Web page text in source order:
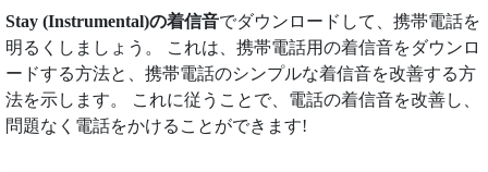
Stay (Instrumental)の着信音でダウンロードして、携帯電話を
明るくしましょう。 これは、携帯電話用の着信音をダウンロ
ードする方法と、携帯電話のシンプルな着信音を改善する方
法を示します。 これに従うことで、電話の着信音を改善し、
問題なく電話をかけることができます!